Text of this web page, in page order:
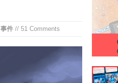
事件 // 51 Comments